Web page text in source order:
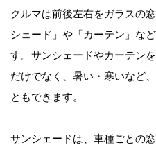
クルマは前後左右をガラスの
シェード」や「カーテン」な
す。サンシェードやカーテン
だけでなく、暑い・寒いなど
ともできます。
サンシェードは、車種ごとの